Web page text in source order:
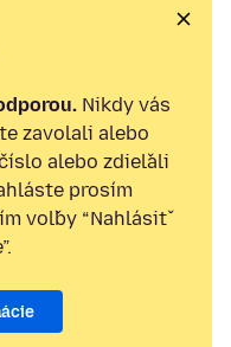
Nikdy vás
zavolali alebo
alebo zdieľali
prosím
voľby “Nahlásiť